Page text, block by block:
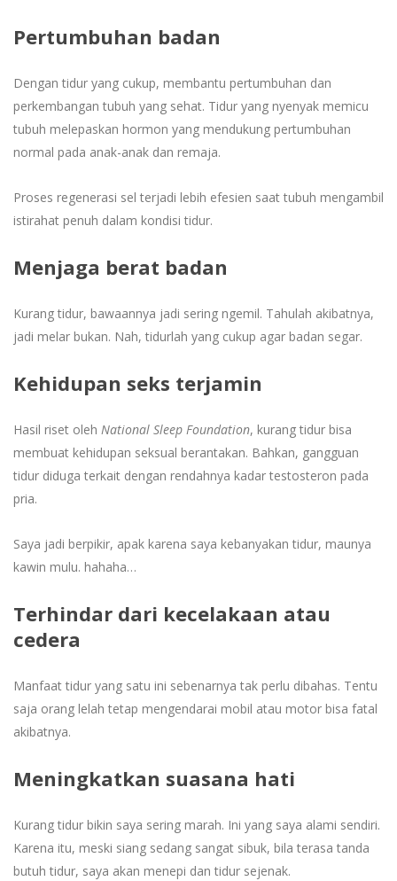
Pertumbuhan badan
Dengan tidur yang cukup, membantu pertumbuhan dan
perkembangan tubuh yang sehat. Tidur yang nyenyak memicu
tubuh melepaskan hormon yang mendukung pertumbuhan
normal pada anak-anak dan remaja.
Proses regenerasi sel terjadi lebih efesien saat tubuh mengambil
istirahat penuh dalam kondisi tidur.
Menjaga berat badan
Kurang tidur, bawaannya jadi sering ngemil. Tahulah akibatnya,
jadi melar bukan. Nah, tidurlah yang cukup agar badan segar.
Kehidupan seks terjamin
Hasil riset oleh National Sleep Foundation, kurang tidur bisa
membuat kehidupan seksual berantakan. Bahkan, gangguan
tidur diduga terkait dengan rendahnya kadar testosteron pada
pria.
Saya jadi berpikir, apak karena saya kebanyakan tidur, maunya
kawin mulu. hahaha…
Terhindar dari kecelakaan atau
cedera
Manfaat tidur yang satu ini sebenarnya tak perlu dibahas. Tentu
saja orang lelah tetap mengendarai mobil atau motor bisa fatal
akibatnya.
Meningkatkan suasana hati
Kurang tidur bikin saya sering marah. Ini yang saya alami sendiri.
Karena itu, meski siang sedang sangat sibuk, bila terasa tanda
butuh tidur, saya akan menepi dan tidur sejenak.